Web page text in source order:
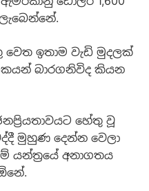
වෙත ඉතාම වැඩි මුදලක්
බාරගනිවිද කියන
හේතු වූ
මුහුණ දෙන්න වෙලා
යන්ත්‍රයේ අනාගතය